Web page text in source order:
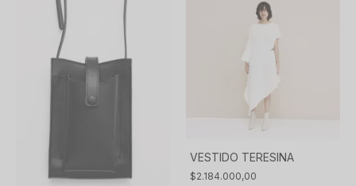
VESTIDO TERESINA
$2.184.000,00